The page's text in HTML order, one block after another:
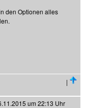
den Optionen alles
|
um 22:13 Uhr